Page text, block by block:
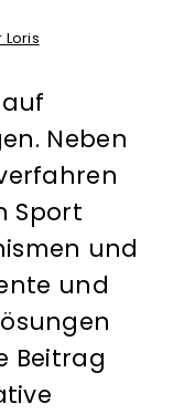
Neben
Sport
und
und
Beitrag